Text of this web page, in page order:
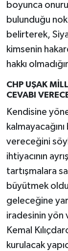
boyunca
bulunduğu
belirterek,
kimsenin
hakkı
CHP UŞAK
CEVABI
Kendisine
vereceğini
ihtiyacının
tartışmalara
büyütmek
geleceğine
iradesinin yön
Kemal
kurulacak